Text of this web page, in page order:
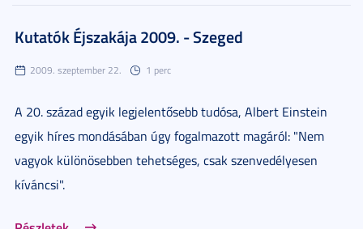
Kutatók Éjszakája 2009. - Szeged
2009. szeptember 22. 1 perc
A 20. század egyik legjelentősebb tudósa, Albert Einstein
egyik híres mondásában úgy fogalmazott magáról: "Nem
vagyok különösebben tehetséges, csak szenvedélyesen
kíváncsi".